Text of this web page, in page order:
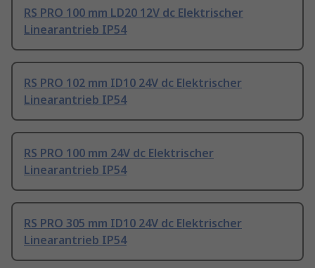
RS PRO 100 mm LD20 12V dc Elektrischer
Linearantrieb IP54
RS PRO 102 mm ID10 24V dc Elektrischer
Linearantrieb IP54
RS PRO 100 mm 24V dc Elektrischer
Linearantrieb IP54
RS PRO 305 mm ID10 24V dc Elektrischer
Linearantrieb IP54